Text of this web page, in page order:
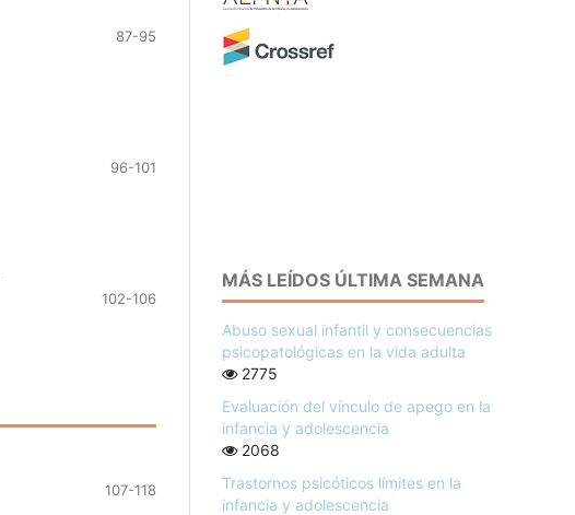
87-95
96-101
102-106
107-118
MÁS LEÍDOS ÚLTIMA SEMANA
Abuso sexual infantil y consecuencias
psicopatológicas en la vida adulta
2775
Evaluación del vínculo de apego en la
infancia y adolescencia
2068
Trastornos psicóticos límites en la
infancia y adolescencia